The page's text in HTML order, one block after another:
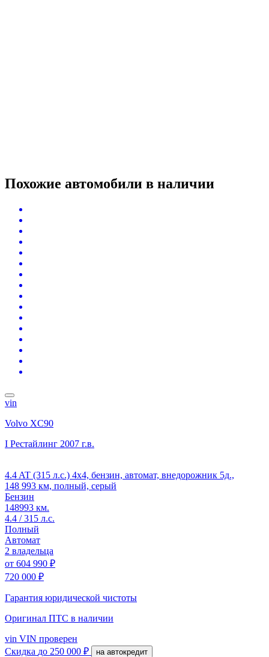
Похожие автомобили в наличии
vin
Volvo XC90
I Рестайлинг 2007 г.в.
4.4 AT (315 л.с.) 4x4, бензин, автомат, внедорожник 5д.,
148 993 км, полный, серый
Бензин
148993 км.
4.4 / 315 л.с.
Полный
Автомат
2 владельца
от 604 990 ₽
720 000 ₽
Гарантия юридической чистоты
Оригинал ПТС в наличии
vin VIN проверен
Скидка до 250 000 ₽ на автокредит